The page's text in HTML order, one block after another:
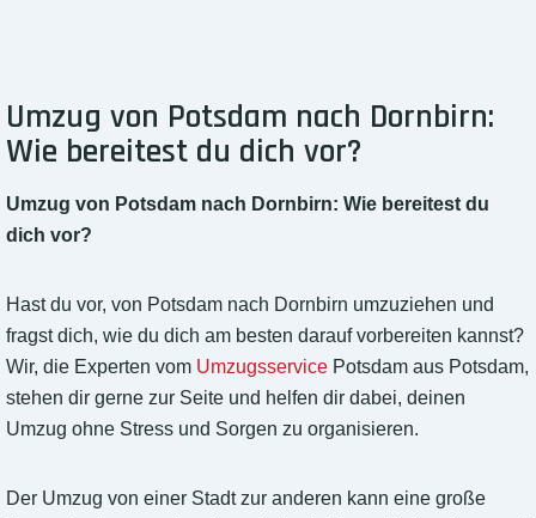
Umzug von Potsdam nach Dornbirn:
Wie bereitest du dich vor?
Umzug von Potsdam nach Dornbirn: Wie bereitest du
dich vor?
Hast du vor, von Potsdam nach Dornbirn umzuziehen und
fragst dich, wie du dich am besten darauf vorbereiten kannst?
Wir, die Experten vom Umzugsservice Potsdam aus Potsdam,
stehen dir gerne zur Seite und helfen dir dabei, deinen
Umzug ohne Stress und Sorgen zu organisieren.
Der Umzug von einer Stadt zur anderen kann eine große